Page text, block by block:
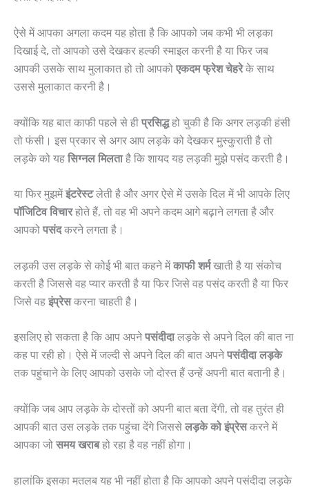
ऐसे में आपका अगला कदम यह होता है कि आपको जब कभी भी लड़का
दिखाई दे, तो आपको उसे देखकर हल्की स्माइल करनी है या फिर जब
आपकी उसके साथ मुलाकात हो तो आपको एकदम फ्रेश चेहरेके साथ
उससे मुलाकात करनी है।
क्योंकि यह बात काफी पहले से ही प्रसिद्धहो चुकी है कि अगर लड़की हंसी
तो फंसी। इस प्रकार से अगर आप लड़के को देखकर मुस्कुराती है तो
लड़के को यह सिग्नल मिलताहै कि शायद यह लड़की मुझे पसंद करती है।
या फिर मुझमेंइंटरेस्टलेती है और अगर ऐसे में उसके दिल में भी आपके लिए
पॉजिटिव विचारहोते हैं, तो वह भी अपने कदम आगे बढ़ाने लगता है और
आपको पसंदकरने लगता है।
लड़की उस लड़के से कोई भी बात कहने मेंकाफी शर्मखाती है या संकोच
करती है जिससे वह प्यार करती है या फिर जिसे वह पसंद करती है या फिर
जिसे वह इंप्रेसकरना चाहती है।
इसलिए हो सकता है कि आप अपनेपसंदीदालड़के से अपने दिल की बात ना
कह पा रही हो। ऐसे में जल्दी से अपने दिल की बात अपनेपसंदीदा लड़के
तक पहुंचाने के लिए आपको उसके जो दोस्त हैं उन्हें अपनी बात बतानी है।
क्योंकि जब आप लड़के के दोस्तों को अपनी बात बता देंगी, तो वह तुरंत ही
आपकी बात उस लड़के तक पहुंचा देंगे जिससे लड़के को इंप्रेसकरने में
आपका जो समय खराबहो रहा है वह नहीं होगा।
हालांकि इसका मतलब यह भी नहीं होता है कि आपको अपने पसंदीदा लड़के